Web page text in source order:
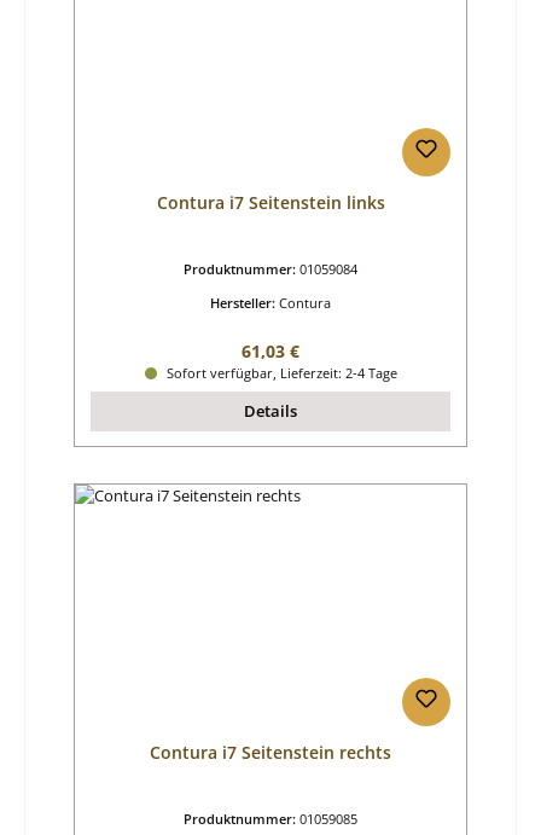
Contura i7 Seitenstein links
Produktnummer: 01059084
Hersteller: Contura
Regulärer Preis:
61,03 €
Sofort verfügbar, Lieferzeit: 2-4 Tage
Details
Contura i7 Seitenstein rechts
Produktnummer: 01059085